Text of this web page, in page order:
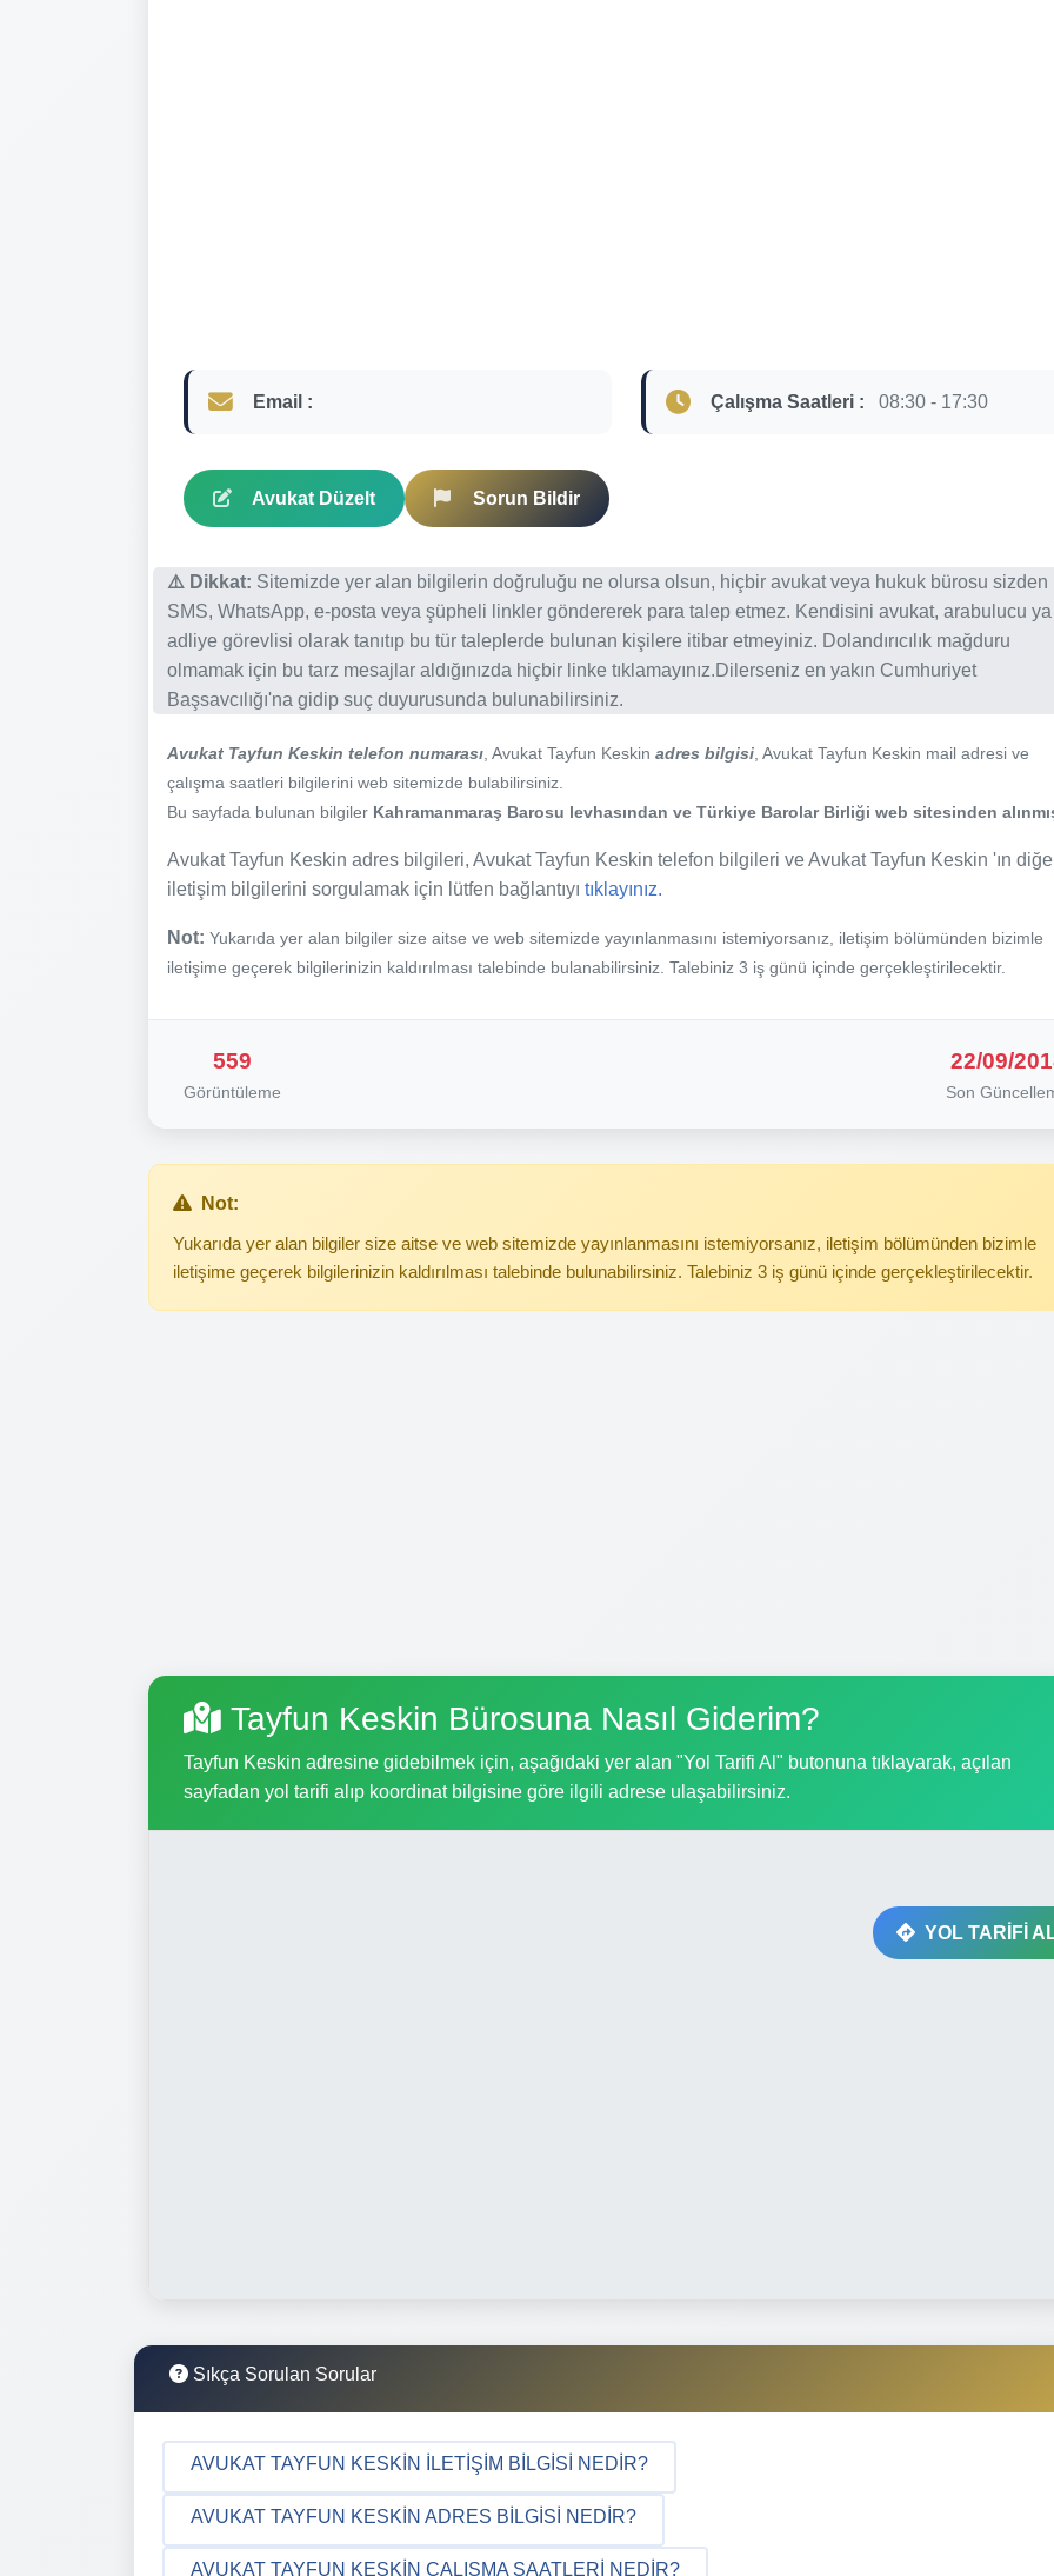
Email : Çalışma Saatleri : 08:30 - 17:30
Avukat Düzelt Sorun Bildir
⚠️ Dikkat: Sitemizde yer alan bilgilerin doğruluğu ne olursa olsun, hiçbir avukat veya hukuk bürosu sizden
SMS, WhatsApp, e-posta veya şüpheli linkler göndererek para talep etmez. Kendisini avukat, arabulucu
adliye görevlisi olarak tanıtıp bu tür taleplerde bulunan kişilere itibar etmeyiniz. Dolandırıcılık mağduru
olmamak için bu tarz mesajlar aldığınızda hiçbir linke tıklamayınız.Dilerseniz en yakın Cumhuriyet
Başsavcılığı'na gidip suç duyurusunda bulunabilirsiniz.
Avukat Tayfun Keskin telefon numarası , Avukat Tayfun Keskin adres bilgisi , Avukat Tayfun Keskin mail adresi ve
çalışma saatleri bilgilerini web sitemizde bulabilirsiniz.
Bu sayfada bulunan bilgiler Kahramanmaraş Barosu levhasından ve Türkiye Barolar Birliği web sitesinden
Avukat Tayfun Keskin adres bilgileri, Avukat Tayfun Keskin telefon bilgileri ve Avukat Tayfun Keskin 'ın
iletişim bilgilerini sorgulamak için lütfen bağlantıyı tıklayınız.
Not: Yukarıda yer alan bilgiler size aitse ve web sitemizde yayınlanmasını istemiyorsanız, iletişim bölümünden bizimle
iletişime geçerek bilgilerinizin kaldırılması talebinde bulanabilirsiniz. Talebiniz 3 iş günü içinde gerçekleştirilecektir.
559
Görüntüleme
22/09/
Son
Not:
Yukarıda yer alan bilgiler size aitse ve web sitemizde yayınlanmasını istemiyorsanız, iletişim bölümünden bizimle
iletişime geçerek bilgilerinizin kaldırılması talebinde bulunabilirsiniz. Talebiniz 3 iş günü içinde gerçekleştirilecektir.
Tayfun Keskin Bürosuna Nasıl Giderim?
Tayfun Keskin adresine gidebilmek için, aşağıdaki yer alan "Yol Tarifi Al" butonuna tıklayarak, açılan
sayfadan yol tarifi alıp koordinat bilgisine göre ilgili adrese ulaşabilirsiniz.
YOL TARİFİ
Sıkça Sorulan Sorular
AVUKAT TAYFUN KESKIN İLETIŞIM BILGISI NEDIR?
AVUKAT TAYFUN KESKIN ADRES BILGISI NEDIR?
AVUKAT TAYFUN KESKIN ÇALIŞMA SAATLERI NEDIR?